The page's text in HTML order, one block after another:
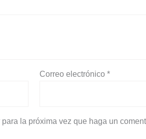
Correo electrónico*
la próxima vez que haga un